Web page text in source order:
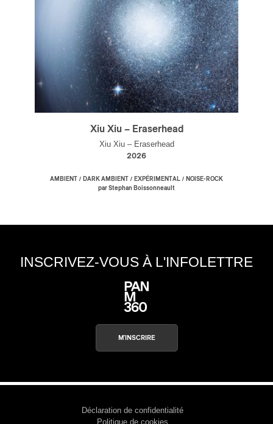
Xiu Xiu – Eraserhead
Xiu Xiu – Eraserhead
2026
AMBIENT / DARK AMBIENT / EXPÉRIMENTAL / NOISE-ROCK
par Stephan Boissonneault
INSCRIVEZ-VOUS À L'INFOLETTRE
M'INSCRIRE
Déclaration de confidentialité
Politique de cookies